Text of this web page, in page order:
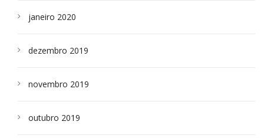
janeiro 2020
dezembro 2019
novembro 2019
outubro 2019